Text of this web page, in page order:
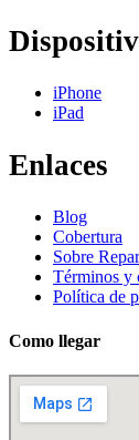
iPhone
iPad
Enlaces
Blog
Cobertura
Sobre
Términos y
Política de
Como llegar